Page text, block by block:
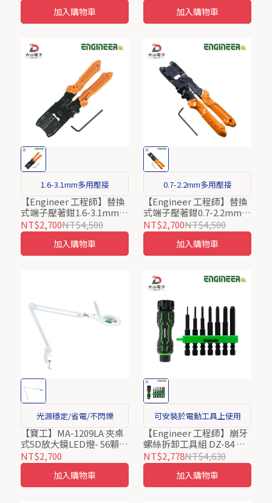
加入購物車 加入購物車
1.6-3.1mm多用壓接
【Engineer 工程師】替換
式端子壓著鉗1.6-3.1mm
PAD-12 日本製
NT$2,700NT$4,500
加入購物車
0.7-2.2mm多用壓接
【Engineer 工程師】替換
式端子壓著鉗0.7-2.2mm
PAD-11 日本製
NT$2,700NT$4,500
加入購物車
光源穩定/省電/不閃爍
【寶工】MA-1209LA 夾桌
式5D放大鏡LED燈- 56顆
SMD LED燈 Pro’sKit
ProsKit
NT$2,700
加入購物車
可安裝於電動工具上使用
【Engineer 工程師】崩牙
螺絲拆卸工具組 DZ-84 日
本製
NT$2,778NT$4,630
加入購物車